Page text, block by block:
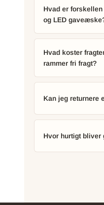
Hvad er
og LED
Hvad koster
rammer fri fragt?
Kan jeg returnere
Hvor hurtigt bliver